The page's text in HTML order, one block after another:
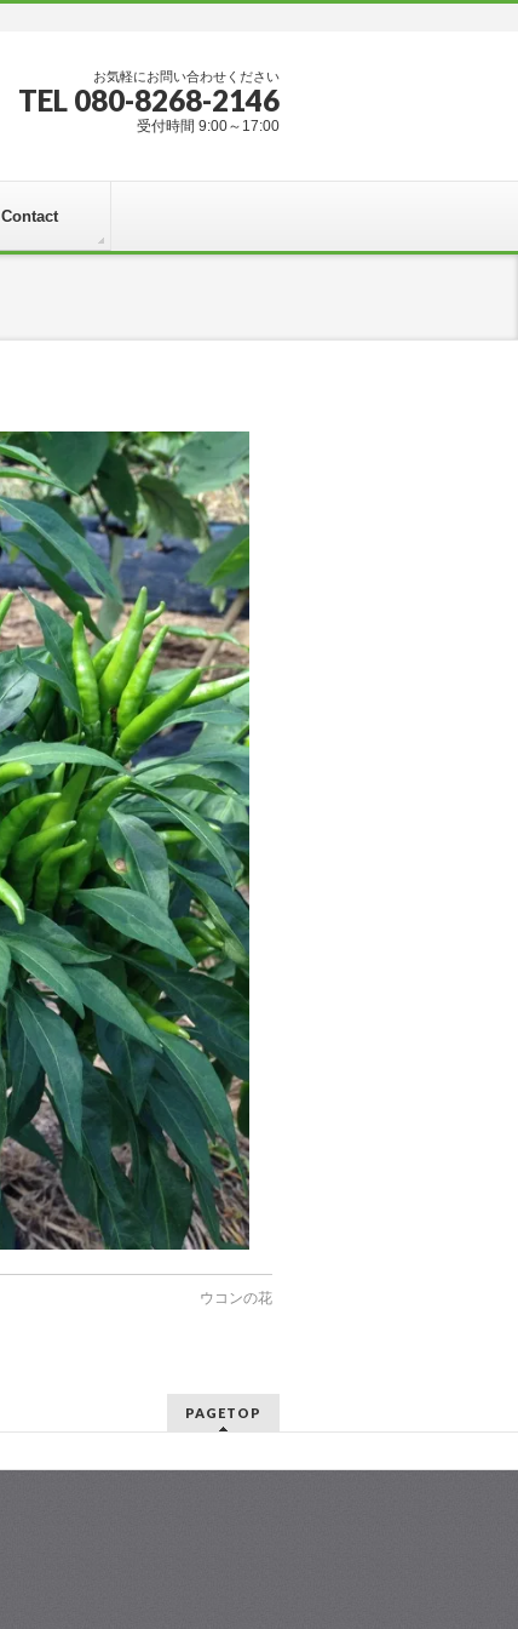
お気軽にお問い合わせください
TEL 080-8268-2146
受付時間 9:00～17:00
Contact
ウコンの花
PAGETOP